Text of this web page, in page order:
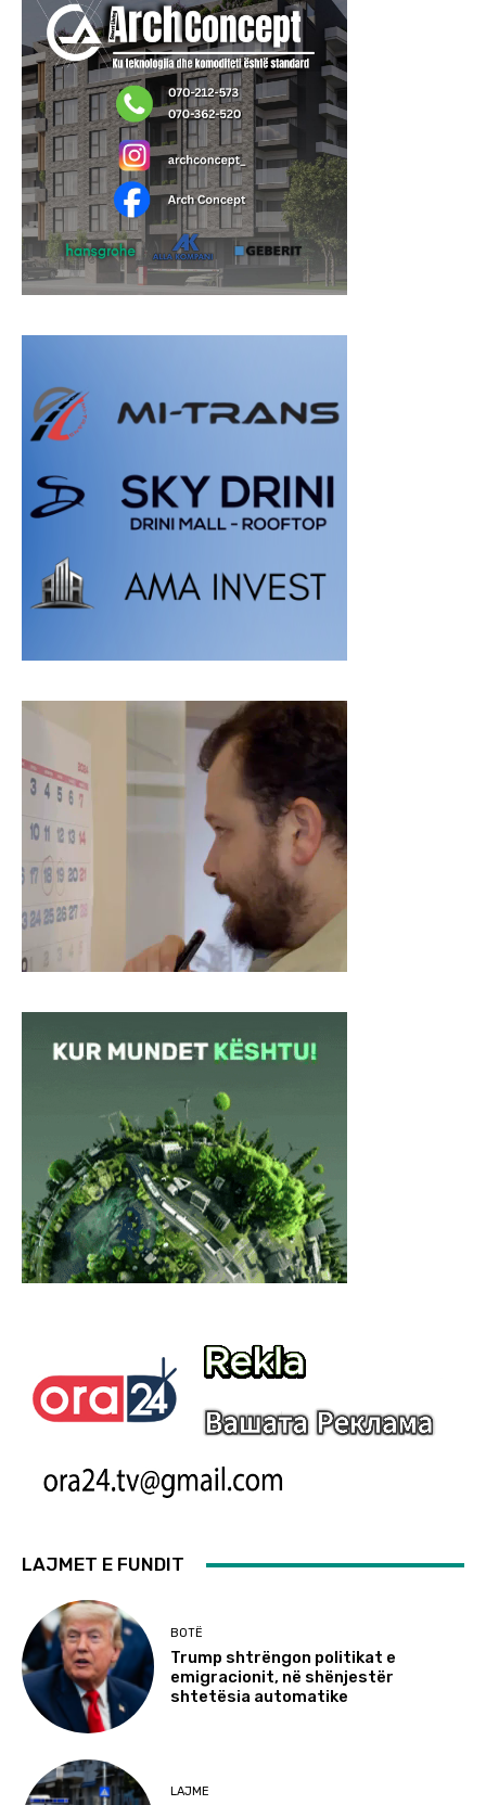
LAJMET E FUNDIT
BOTË
Trump shtrëngon politikat e
emigracionit, në shënjestër
shtetësia automatike
LAJME